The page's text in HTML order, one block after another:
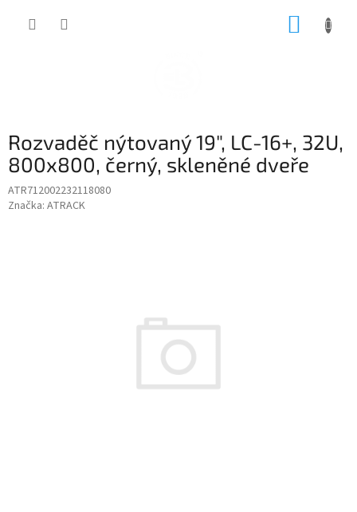
Rozvaděč nýtovaný 19", LC-16+, 32U,
800x800, černý, skleněné dveře
ATR712002232118080
Značka: ATRACK